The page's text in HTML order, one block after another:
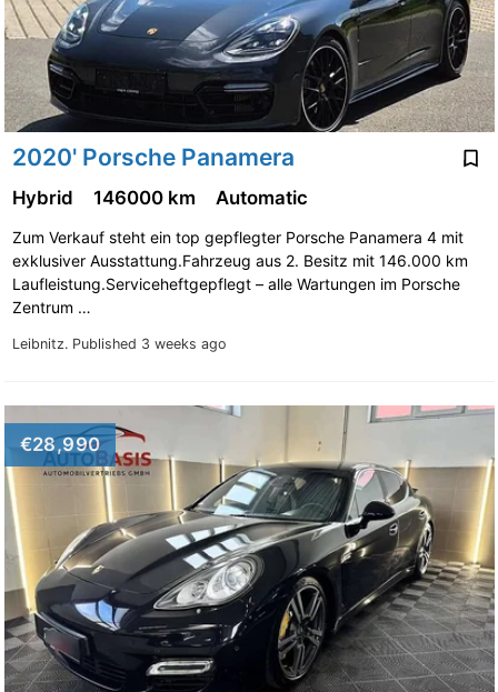
2020' Porsche Panamera
Leibnitz. Published 3 weeks ago
Hybrid 146000 km Automatic
Zum Verkauf steht ein top gepflegter Porsche Panamera 4 mit
exklusiver Ausstattung.Fahrzeug aus 2. Besitz mit 146.000 km
Laufleistung.Serviceheftgepflegt – alle Wartungen im Porsche
Zentrum …
€28,990